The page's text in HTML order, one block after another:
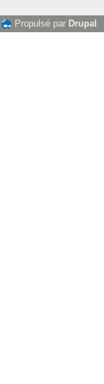
Propulsé par Drupal